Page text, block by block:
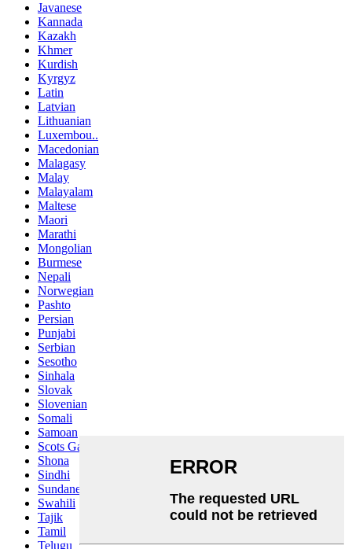
Javanese
Kannada
Kazakh
Khmer
Kurdish
Kyrgyz
Latin
Latvian
Lithuanian
Luxembou..
Macedonian
Malagasy
Malay
Malayalam
Maltese
Maori
Marathi
Mongolian
Burmese
Nepali
Norwegian
Pashto
Persian
Punjabi
Serbian
Sesotho
Sinhala
Slovak
Slovenian
Somali
Samoan
Scots Gaelic
Shona
Sindhi
Sundanese
Swahili
Tajik
Tamil
Telugu